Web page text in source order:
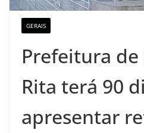
GERAIS
Prefeitura de
Rita terá 90
apresentar